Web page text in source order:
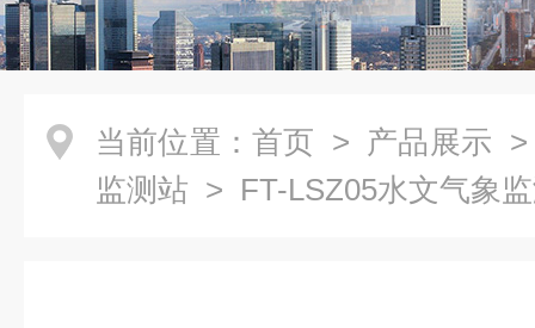
当前位置： 首页 > 产品展示
监测站 > FT-LSZ05水文气象